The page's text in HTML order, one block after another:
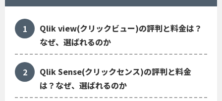
Qlik view(クリックビュー)の評判と料金は？
なぜ、選ばれるのか
Qlik Sense(クリックセンス)の評判と料金
は？なぜ、選ばれるのか